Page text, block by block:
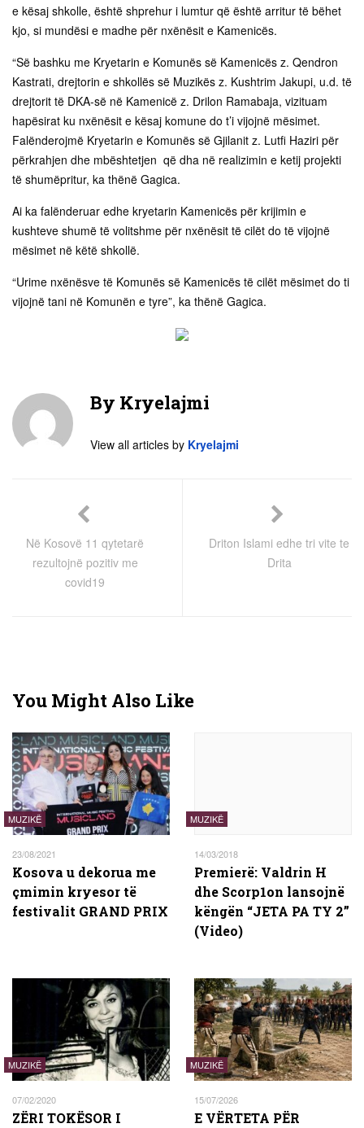
e kësaj shkolle, është shprehur i lumtur që është arritur të bëhet
kjo, si mundësi e madhe për nxënësit e Kamenicës.
“Së bashku me Kryetarin e Komunës së Kamenicës z. Qendron
Kastrati, drejtorin e shkollës së Muzikës z. Kushtrim Jakupi, u.d. të
drejtorit të DKA-së në Kamenicë z. Drilon Ramabaja, vizituam
hapësirat ku nxënësit e kësaj komune do t’i vijojnë mësimet.
Falënderojmë Kryetarin e Komunës së Gjilanit z. Lutfi Haziri për
përkrahjen dhe mbështetjen që dha në realizimin e ketij projekti
të shumëpritur, ka thënë Gagica.
Ai ka falënderuar edhe kryetarin Kamenicës për krijimin e
kushteve shumë të volitshme për nxënësit të cilët do të vijojnë
mësimet në këtë shkollë.
“Urime nxënësve të Komunës së Kamenicës të cilët mësimet do ti
vijojnë tani në Komunën e tyre”, ka thënë Gagica.
By Kryelajmi
View all articles by Kryelajmi
Në Kosovë 11 qytetarë
rezultojnë pozitiv me
covid19
Driton Islami edhe tri vite te
Drita
You Might Also Like
MUZIKË
23/08/2021
Kosova u dekorua me
çmimin kryesor të
festivalit GRAND PRIX
MUZIKË
14/03/2018
Premierë: Valdrin H
dhe Scorp1on lansojnë
këngën “JETA PA TY 2”
(Video)
MUZIKË
07/02/2020
ZËRI TOKËSOR I
MUZIKË
15/07/2026
E VËRTETA PËR